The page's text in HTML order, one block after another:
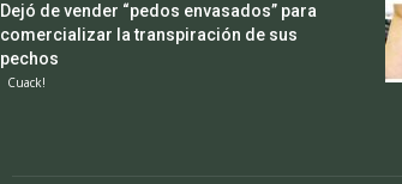
Dejó de vender “pedos envasados” para
comercializar la transpiración de sus
pechos
Cuack!